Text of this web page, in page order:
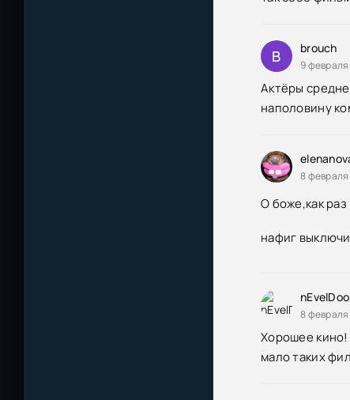
B brouch
9 февраля
Актёры
наполовину
8 февраля
О боже,как раз
нафиг
8 февраля
Хорошее кино!
мало таких